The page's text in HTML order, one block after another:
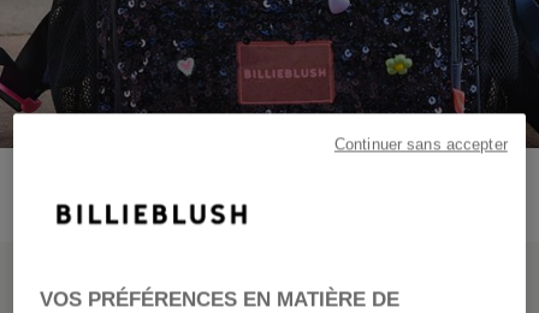
NOUVELLE COLLECTION
VOS PRÉFÉRENCES EN MATIÈRE DE
Continuer sans accepter